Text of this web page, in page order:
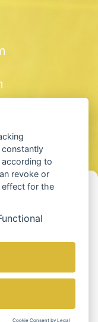
wir Technologien wie
oder darauf
auf dieser Website
der Einwilligung
Datenschutz
to
revoke or
effect for the
Cookie Consent by Legal